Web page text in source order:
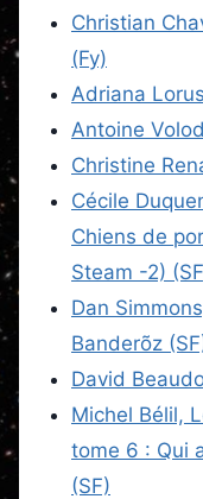
Christian
(Fy)
Adriana
Antoine
Christine
Cécile
Chiens de
Steam -2)
Dan
Banderõz
David
Michel Bélil,
tome 6 : Qui
(SF)